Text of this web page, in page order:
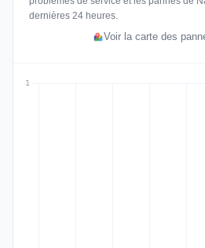
dernières 24 heures.
Voir la carte des